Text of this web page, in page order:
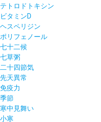
テトロドトキシン
ビタミンD
ヘスペリジン
ポリフェノール
七十二候
七草粥
二十四節気
先天異常
免疫力
季節
寒中見舞い
小寒